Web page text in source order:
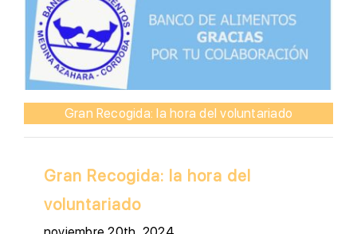
Gran Recogida: la hora del voluntariado
Gran Recogida: la hora del
voluntariado